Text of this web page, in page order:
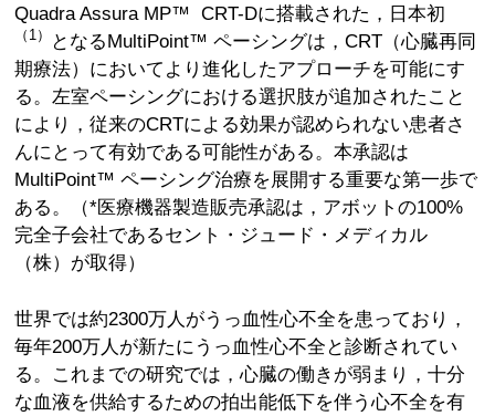
Quadra Assura MP™ CRT-Dに搭載された，日本初
（1）
となるMultiPoint™ ペーシングは，CRT（心臓再同
期療法）においてより進化したアプローチを可能にす
る。左室ペーシングにおける選択肢が追加されたこと
により，従来のCRTによる効果が認められない患者さ
んにとって有効である可能性がある。本承認は
MultiPoint™ ペーシング治療を展開する重要な第一歩で
ある。（*医療機器製造販売承認は，アボットの100%
完全子会社であるセント・ジュード・メディカル
（株）が取得）
世界では約2300万人がうっ血性心不全を患っており，
毎年200万人が新たにうっ血性心不全と診断されてい
る。これまでの研究では，心臓の働きが弱まり，十分
な血液を供給するための拍出能低下を伴う心不全を有